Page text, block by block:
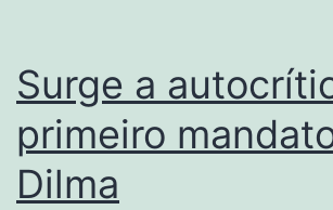
Surge a
primeiro
Dilma